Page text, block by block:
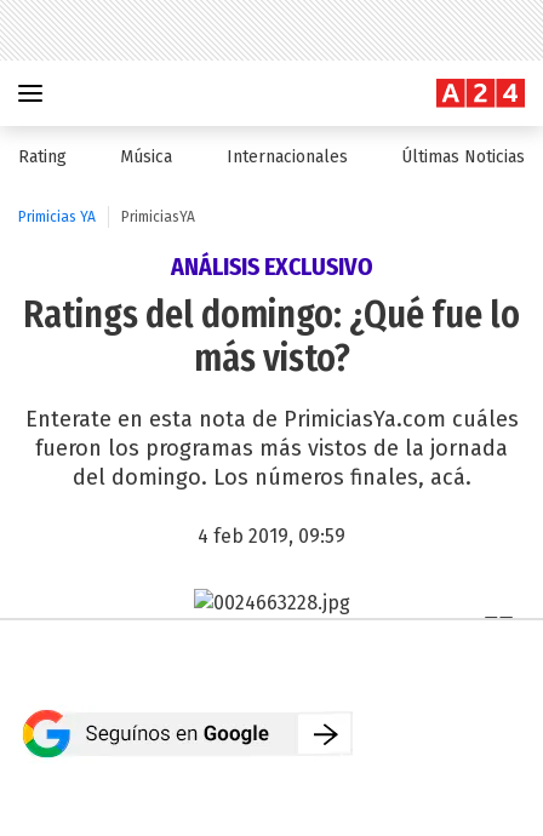
Rating Música Internacionales Últimas Noticias
Primicias YA PrimiciasYA
ANÁLISIS EXCLUSIVO
Ratings del domingo: ¿Qué fue lo
más visto?
Enterate en esta nota de PrimiciasYa.com cuáles
fueron los programas más vistos de la jornada
del domingo. Los números finales, acá.
4 feb 2019, 09:59